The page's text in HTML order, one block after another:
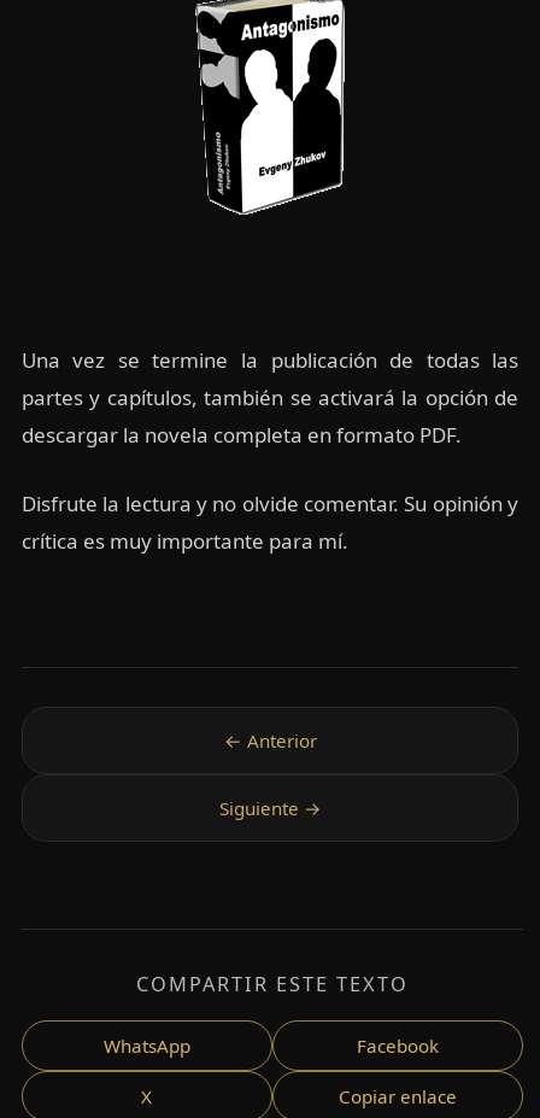
Una vez se termine la publicación de todas las
partes y capítulos, también se activará la opción de
descargar la novela completa en formato PDF.
Disfrute la lectura y no olvide comentar. Su opinión y
crítica es muy importante para mí.
COMPARTIR ESTE TEXTO
WhatsApp Facebook
X Copiar enlace